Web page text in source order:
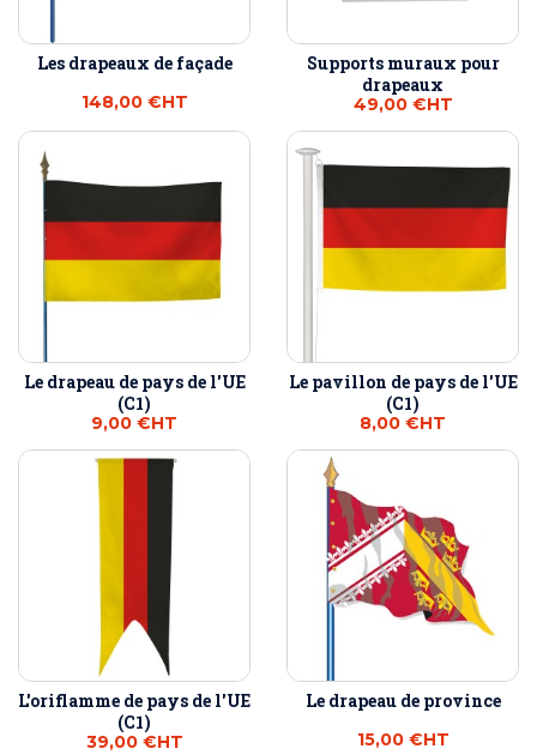
Les drapeaux de façade
148,00 €HT
Supports muraux pour
drapeaux
49,00 €HT
Le drapeau de pays de l'UE
(C1)
9,00 €HT
Le pavillon de pays de l'UE
(C1)
8,00 €HT
L'oriflamme de pays de l'UE
(C1)
39,00 €HT
Le drapeau de province
15,00 €HT